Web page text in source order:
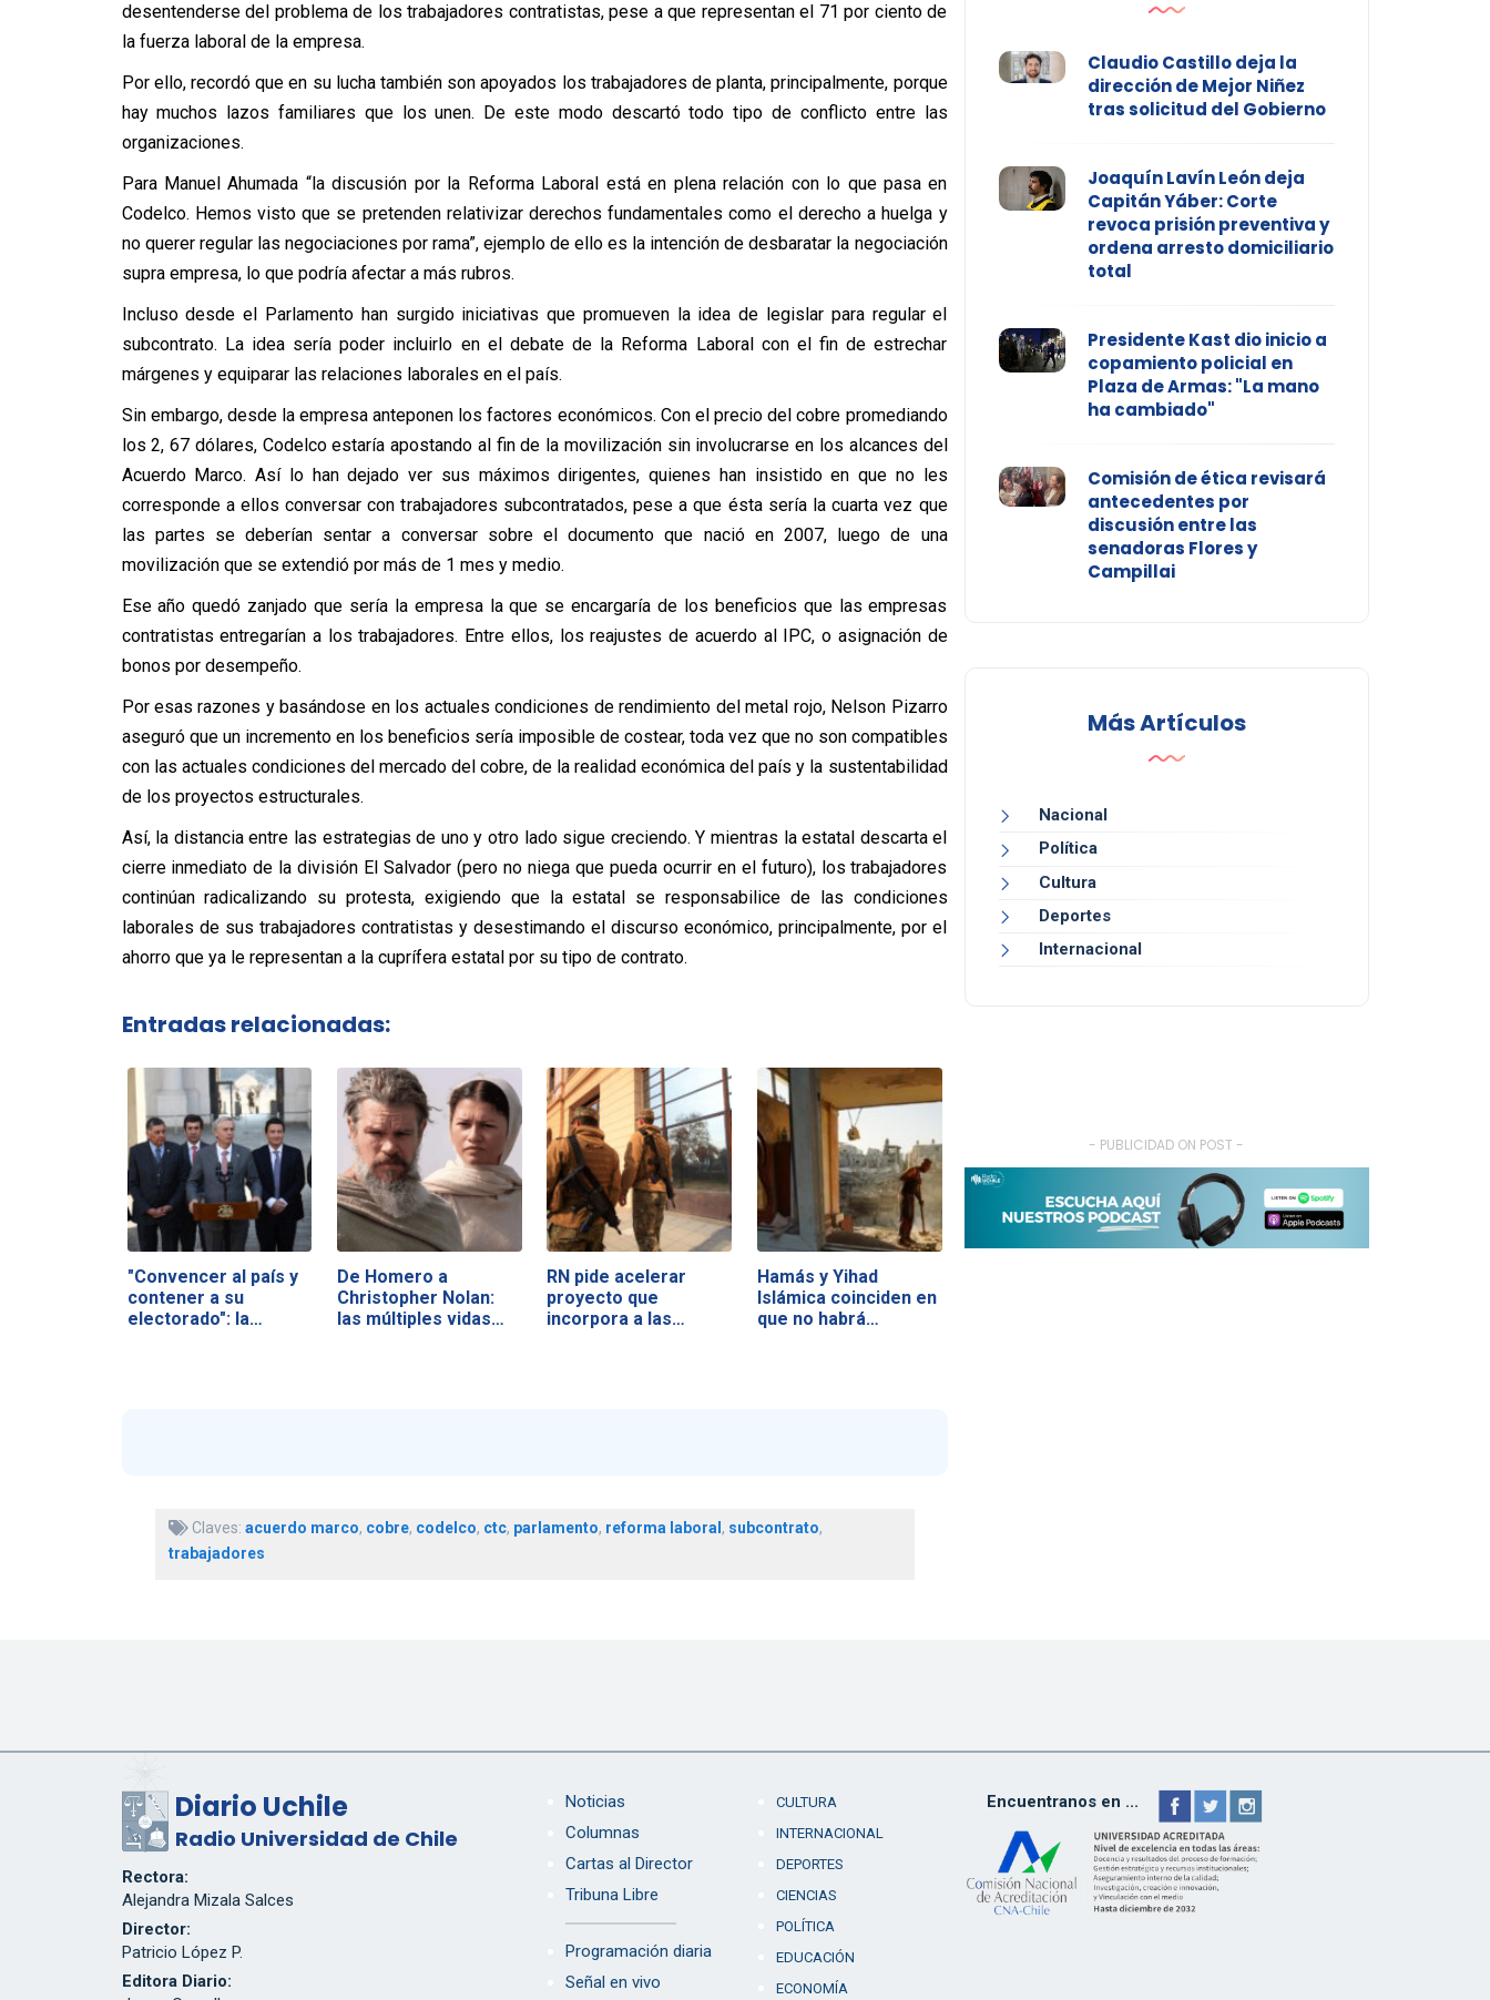
desentenderse del problema de los trabajadores contratistas, pese a que representan el 71 por ciento de
la fuerza laboral de la empresa.
Por ello, recordó que en su lucha también son apoyados los trabajadores de planta, principalmente, porque
hay muchos lazos familiares que los unen. De este modo descartó todo tipo de conflicto entre las
organizaciones.
Para Manuel Ahumada “la discusión por la Reforma Laboral está en plena relación con lo que pasa en
Codelco. Hemos visto que se pretenden relativizar derechos fundamentales como el derecho a huelga y
no querer regular las negociaciones por rama”, ejemplo de ello es la intención de desbaratar la negociación
supra empresa, lo que podría afectar a más rubros.
Incluso desde el Parlamento han surgido iniciativas que promueven la idea de legislar para regular el
subcontrato. La idea sería poder incluirlo en el debate de la Reforma Laboral con el fin de estrechar
márgenes y equiparar las relaciones laborales en el país.
Sin embargo, desde la empresa anteponen los factores económicos. Con el precio del cobre promediando
los 2, 67 dólares, Codelco estaría apostando al fin de la movilización sin involucrarse en los alcances del
Acuerdo Marco. Así lo han dejado ver sus máximos dirigentes, quienes han insistido en que no les
corresponde a ellos conversar con trabajadores subcontratados, pese a que ésta sería la cuarta vez que
las partes se deberían sentar a conversar sobre el documento que nació en 2007, luego de una
movilización que se extendió por más de 1 mes y medio.
Ese año quedó zanjado que sería la empresa la que se encargaría de los beneficios que las empresas
contratistas entregarían a los trabajadores. Entre ellos, los reajustes de acuerdo al IPC, o asignación de
bonos por desempeño.
Por esas razones y basándose en los actuales condiciones de rendimiento del metal rojo, Nelson Pizarro
aseguró que un incremento en los beneficios sería imposible de costear, toda vez que no son compatibles
con las actuales condiciones del mercado del cobre, de la realidad económica del país y la sustentabilidad
de los proyectos estructurales.
Así, la distancia entre las estrategias de uno y otro lado sigue creciendo. Y mientras la estatal descarta el
cierre inmediato de la división El Salvador (pero no niega que pueda ocurrir en el futuro), los trabajadores
continúan radicalizando su protesta, exigiendo que la estatal se responsabilice de las condiciones
laborales de sus trabajadores contratistas y desestimando el discurso económico, principalmente, por el
ahorro que ya le representan a la cuprífera estatal por su tipo de contrato.
Entradas relacionadas:
"Convencer al país y
contener a su
electorado": la…
De Homero a
Christopher Nolan:
las múltiples vidas…
RN pide acelerar
proyecto que
incorpora a las…
Hamás y Yihad
Islámica coinciden en
que no habrá…
Claves: acuerdo marco, cobre, codelco, ctc, parlamento, reforma laboral , subcontrato,
trabajadores
Claudio Castillo deja la
dirección de Mejor Niñez
tras solicitud del Gobierno
Joaquín Lavín León deja
Capitán Yáber: Corte
revoca prisión preventiva y
ordena arresto domiciliario
total
Presidente Kast dio inicio a
copamiento policial en
Plaza de Armas: "La mano
ha cambiado"
Comisión de ética revisará
antecedentes por
discusión entre las
senadoras Flores y
Campillai
Más Artículos
Nacional
Política
Cultura
Deportes
Internacional
- PUBLICIDAD ON POST -
Diario Uchile
Radio Universidad de Chile
Rectora:
Alejandra Mizala Salces
Director:
Patricio López P.
Editora Diario:
Noticias
Columnas
Cartas al Director
Tribuna Libre
Programación diaria
Señal en vivo
CULTURA
INTERNACIONAL
DEPORTES
CIENCIAS
POLÍTICA
EDUCACIÓN
ECONOMÍA
Encuentranos en ...